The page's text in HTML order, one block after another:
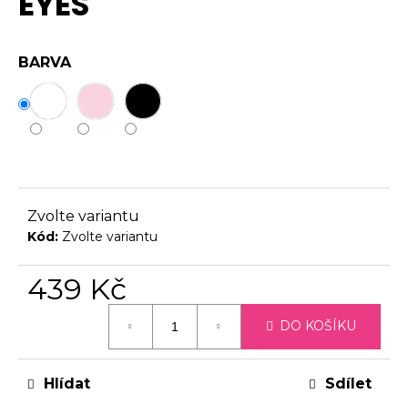
hvězdiček.
BARVA
Zvolte variantu
Kód: Zvolte variantu
439 Kč
DO KOŠÍKU
Hlídat Sdílet
č
e
m
e